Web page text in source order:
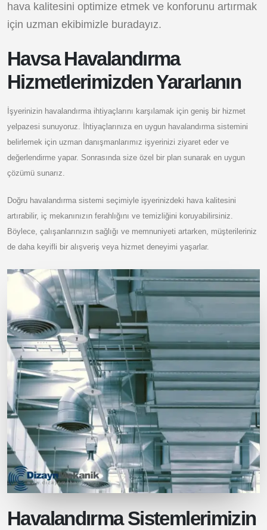
hava kalitesini optimize etmek ve konforunu artırmak
için uzman ekibimizle buradayız.
Havsa Havalandırma
Hizmetlerimizden Yararlanın
İşyerinizin havalandırma ihtiyaçlarını karşılamak için geniş bir hizmet
yelpazesi sunuyoruz. İhtiyaçlarınıza en uygun havalandırma sistemini
belirlemek için uzman danışmanlarımız işyerinizi ziyaret eder ve
değerlendirme yapar. Sonrasında size özel bir plan sunarak en uygun
çözümü sunarız.
Doğru havalandırma sistemi seçimiyle işyerinizdeki hava kalitesini
artırabilir, iç mekanınızın ferahlığını ve temizliğini koruyabilirsiniz.
Böylece, çalışanlarınızın sağlığı ve memnuniyeti artarken, müşterileriniz
de daha keyifli bir alışveriş veya hizmet deneyimi yaşarlar.
Havalandırma Sistemlerimizin